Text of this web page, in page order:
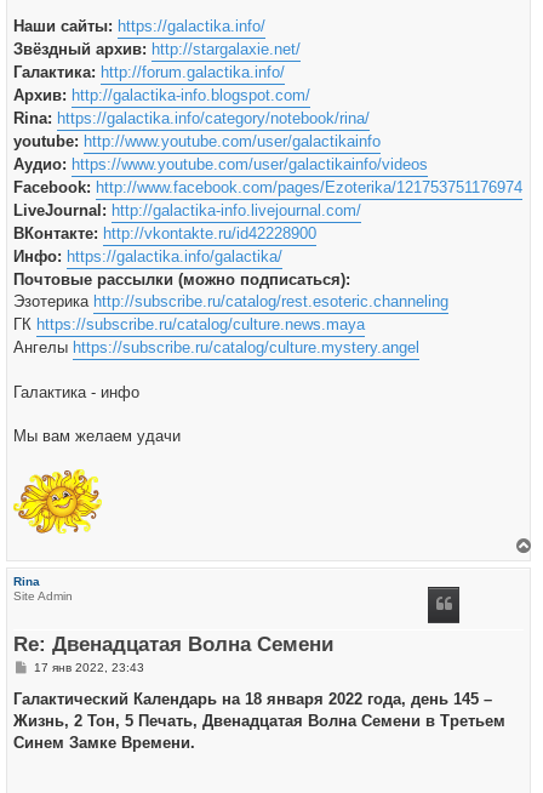
Наши сайты: https://galactika.info/
Звёздный архив: http://stargalaxie.net/
Галактика: http://forum.galactika.info/
Архив: http://galactika-info.blogspot.com/
Rina: https://galactika.info/category/notebook/rina/
youtube: http://www.youtube.com/user/galactikainfo
Аудио: https://www.youtube.com/user/galactikainfo/videos
Facebook: http://www.facebook.com/pages/Ezoterika/121753751176974
LiveJournal: http://galactika-info.livejournal.com/
ВКонтакте: http://vkontakte.ru/id42228900
Инфо: https://galactika.info/galactika/
Почтовые рассылки (можно подписаться):
Эзотерика http://subscribe.ru/catalog/rest.esoteric.channeling
ГК https://subscribe.ru/catalog/culture.news.maya
Ангелы https://subscribe.ru/catalog/culture.mystery.angel
Галактика - инфо
Мы вам желаем удачи
Rina
Site Admin
Re: Двенадцатая Волна Семени
С
о
щ
е
17 янв 2022, 23:43
Галактический Календарь на 18 января 2022 года, день 145 –
Жизнь, 2 Тон, 5 Печать, Двенадцатая Волна Семени в Третьем
Синем Замке Времени.